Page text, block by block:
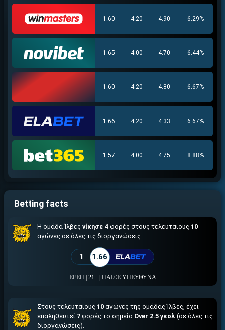
1.60 4.20 4.90 6.29%
1.65 4.00 4.70 6.44%
1.60 4.20 4.80 6.67%
1.66 4.20 4.33 6.67%
1.57 4.00 4.75 8.88%
Betting facts
Η ομάδα Ίλβες νίκησε 4 φορές στους τελευταίους 10
αγώνες σε όλες τις διοργανώσεις.
1 1.66
ΕΕΕΠ | 21+ | ΠΑΙΞΕ ΥΠΕΥΘΥΝΑ
Στους τελευταίους 10 αγώνες της ομάδας Ίλβες, έχει
επαληθευτεί 7 φορές το σημείο Over 2.5 γκολ (σε όλες τις
διοργανώσεις).
ΕΓΚΡΙΣΗ ΑΠΟ ΑΡΧΟΝΤΑ ΕΓΚΡΙΣΗ ΑΠΟ ΑΡΧΟΝΤΑ Βρέθηκε στοιχηματική με:
↪ΠΑΙΞΕ ΝΟΜΙΜΑ